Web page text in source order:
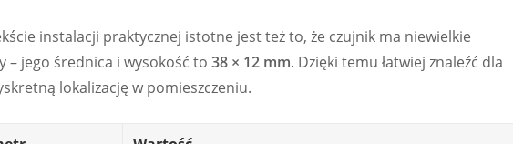
instalacji praktycznej istotne jest też to, że czujnik ma niewielkie
– jego średnica i wysokość to 38 × 12 mm. Dzięki temu łatwiej znaleźć dla
lokalizację w pomieszczeniu.